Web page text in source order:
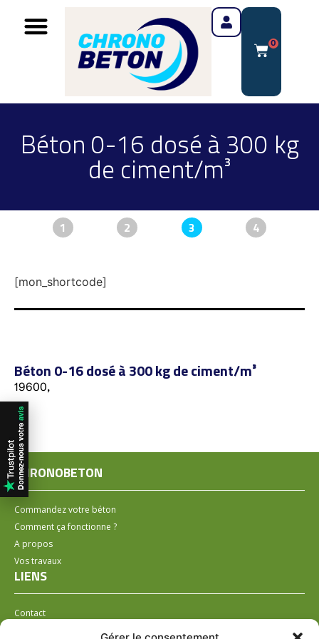
0
Béton 0-16 dosé à 300 kg
de ciment/m³
1 2 3 4
[mon_shortcode]
Béton 0-16 dosé à 300 kg de ciment/m³
19600,
CHRONOBETON
Commandez votre béton
Comment ça fonctionne ?
A propos
Vos travaux
LIENS
Contact